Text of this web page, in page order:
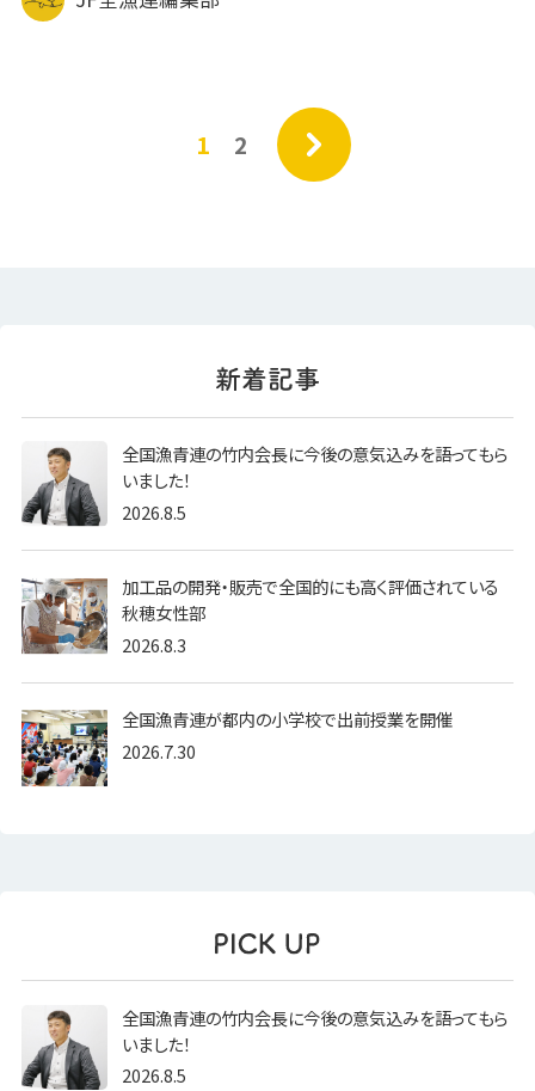
1 2 »
全国漁青連の竹内会長に今後の意気込みを語ってもら
いました！
2026.8.5
加工品の開発・販売で全国的にも高く評価されている
秋穂女性部
2026.8.3
全国漁青連が都内の小学校で出前授業を開催
2026.7.30
全国漁青連の竹内会長に今後の意気込みを語ってもら
いました！
2026.8.5